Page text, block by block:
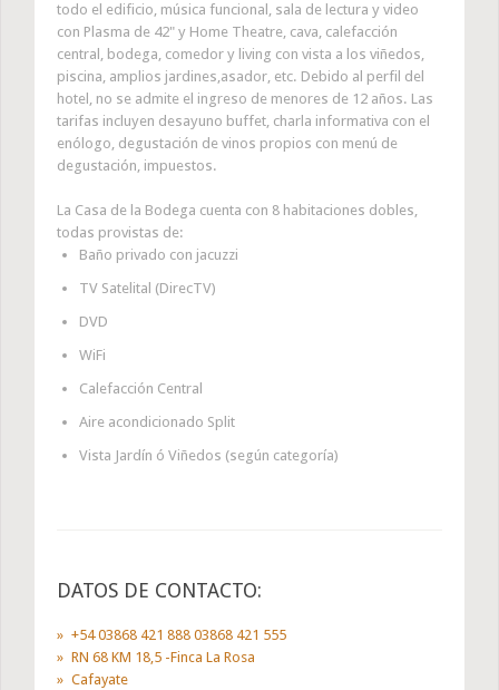
todo el edificio, música funcional, sala de lectura y video
con Plasma de 42" y Home Theatre, cava, calefacción
central, bodega, comedor y living con vista a los viñedos,
piscina, amplios jardines,asador, etc. Debido al perfil del
hotel, no se admite el ingreso de menores de 12 años. Las
tarifas incluyen desayuno buffet, charla informativa con el
enólogo, degustación de vinos propios con menú de
degustación, impuestos.
La Casa de la Bodega cuenta con 8 habitaciones dobles,
todas provistas de:
Baño privado con jacuzzi
TV Satelital (DirecTV)
DVD
WiFi
Calefacción Central
Aire acondicionado Split
Vista Jardín ó Viñedos (según categoría)
DATOS DE CONTACTO:
+54 03868 421 888 03868 421 555
RN 68 KM 18,5 -Finca La Rosa
Cafayate